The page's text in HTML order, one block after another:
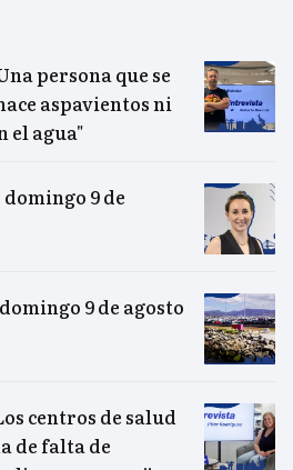
persona que se
aspavientos ni
el agua"
9 de
9 de agosto
centros de salud
de falta de